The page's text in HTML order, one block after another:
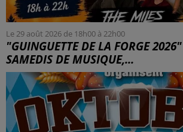
Le 29 août 2026 de 18h00 à 22h00
"GUINGUETTE DE LA FORGE
SAMEDIS DE MUSIQUE,...